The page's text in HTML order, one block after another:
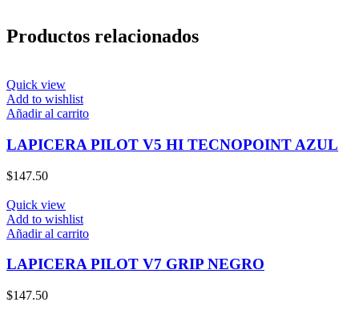
Productos relacionados
Quick view
Add to wishlist
Añadir al carrito
LAPICERA PILOT V5 HI TECNOPOINT AZUL
$147.50
Quick view
Add to wishlist
Añadir al carrito
LAPICERA PILOT V7 GRIP NEGRO
$147.50